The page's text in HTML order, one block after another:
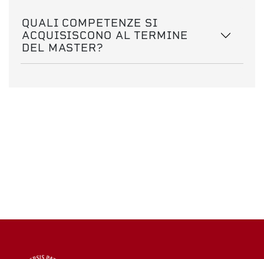
QUALI COMPETENZE SI
ACQUISISCONO AL TERMINE
DEL MASTER?